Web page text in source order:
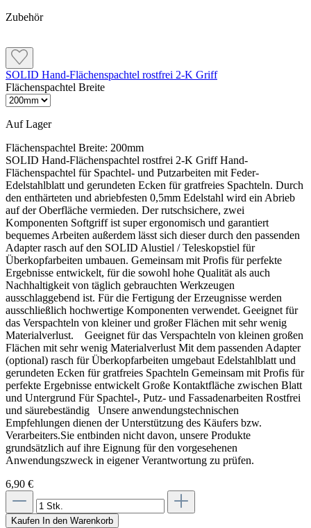
Zubehör
SOLID Hand-Flächenspachtel rostfrei 2-K Griff
Flächenspachtel Breite
Auf Lager
Flächenspachtel Breite: 200mm
SOLID Hand-Flächenspachtel rostfrei 2-K Griff Hand-
Flächenspachtel für Spachtel- und Putzarbeiten mit Feder-
Edelstahlblatt und gerundeten Ecken für gratfreies Spachteln. Durch
den enthärteten und abriebfesten 0,5mm Edelstahl wird ein Abrieb
auf der Oberfläche vermieden. Der rutschsichere, zwei
Komponenten Softgriff ist super ergonomisch und garantiert
bequemes Arbeiten außerdem lässt sich dieser durch den passenden
Adapter rasch auf den SOLID Alustiel / Teleskopstiel für
Überkopfarbeiten umbauen. Gemeinsam mit Profis für perfekte
Ergebnisse entwickelt, für die sowohl hohe Qualität als auch
Nachhaltigkeit von täglich gebrauchten Werkzeugen
ausschlaggebend ist. Für die Fertigung der Erzeugnisse werden
ausschließlich hochwertige Komponenten verwendet. Geeignet für
das Verspachteln von kleiner und großer Flächen mit sehr wenig
Materialverlust. Geeignet für das Verspachteln von kleinen großen
Flächen mit sehr wenig Materialverlust Mit dem passenden Adapter
(optional) rasch für Überkopfarbeiten umgebaut Edelstahlblatt und
gerundeten Ecken für gratfreies Spachteln Gemeinsam mit Profis für
perfekte Ergebnisse entwickelt Große Kontaktfläche zwischen Blatt
und Untergrund Für Spachtel-, Putz- und Fassadenarbeiten Rostfrei
und säurebeständig Unsere anwendungstechnischen
Empfehlungen dienen der Unterstützung des Käufers bzw.
Verarbeiters.Sie entbinden nicht davon, unsere Produkte
grundsätzlich auf ihre Eignung für den vorgesehenen
Anwendungszweck in eigener Verantwortung zu prüfen.
6,90 €
Kaufen In den Warenkorb